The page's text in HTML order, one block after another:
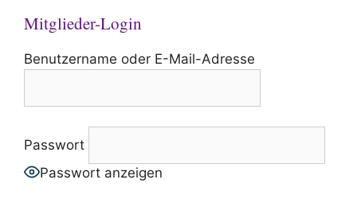
Mitglieder-Login
Benutzername oder E-Mail-Adresse
Passwort
Passwort anzeigen